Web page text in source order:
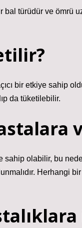
türüdür ve ömrü
bir etkiye sahip
da tüketilebilir.
sahip olabilir, bu
Herhangi